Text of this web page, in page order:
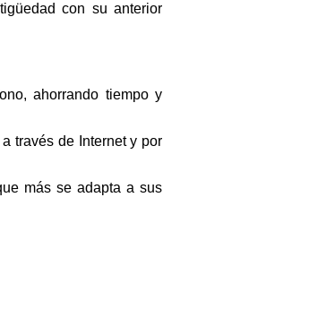
con su anterior
ahorrando tiempo y
través de Internet y por
más se adapta a sus